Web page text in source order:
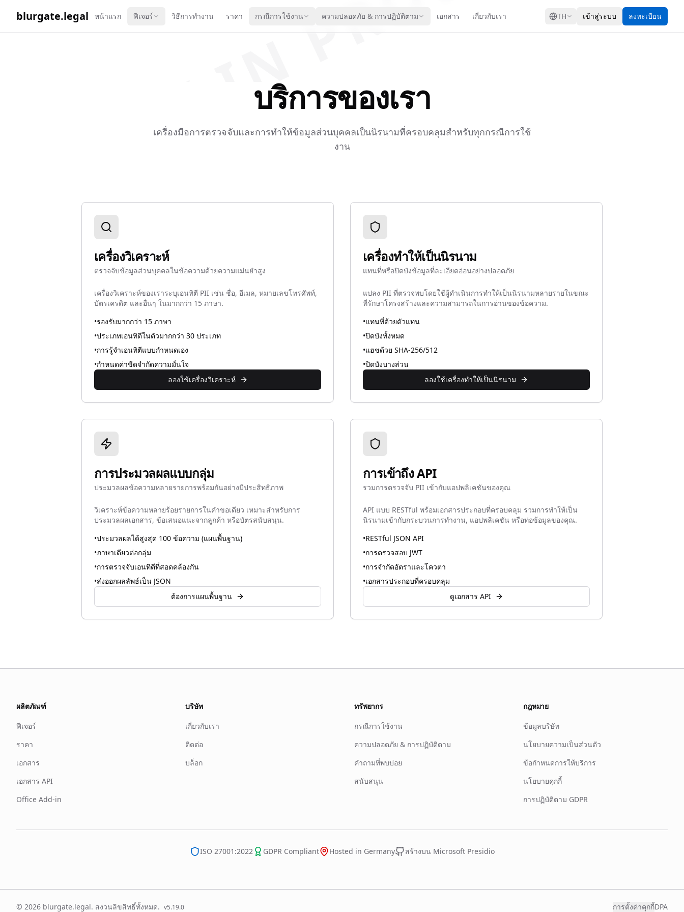
blurgate.legal หน้าแรก ฟีเจอร์ วิธีการทำงาน ราคา กรณีการใช้งาน ความปลอดภัย & การปฏิบัติตาม เอกสาร เกี่ยวกับเรา TH เข้าสู่ระบบ ลงทะเบียน
บริการของเรา
เครื่องมือการตรวจจับและการทำให้ข้อมูลส่วนบุคคลเป็นนิรนามที่ครอบคลุมสำหรับทุกกรณีการใช้
งาน
เครื่องวิเคราะห์
ตรวจจับข้อมูลส่วนบุคคลในข้อความด้วยความแม่นยำสูง
เครื่องวิเคราะห์ของเราระบุเอนทิตี PII เช่น ชื่อ, อีเมล, หมายเลขโทรศัพท์,
บัตรเครดิต และอื่นๆ ในมากกว่า 15 ภาษา.
•รองรับมากกว่า 15 ภาษา
•ประเภทเอนทิตีในตัวมากกว่า 30 ประเภท
•การรู้จำเอนทิตีแบบกำหนดเอง
•กำหนดค่าขีดจำกัดความมั่นใจ
ลองใช้เครื่องวิเคราะห์
เครื่องทำให้เป็นนิรนาม
แทนที่หรือปิดบังข้อมูลที่ละเอียดอ่อนอย่างปลอดภัย
แปลง PII ที่ตรวจพบโดยใช้ผู้ดำเนินการทำให้เป็นนิรนามหลายรายในขณะ
ที่รักษาโครงสร้างและความสามารถในการอ่านของข้อความ.
•แทนที่ด้วยตัวแทน
•ปิดบังทั้งหมด
•แฮชด้วย SHA-256/512
•ปิดบังบางส่วน
ลองใช้เครื่องทำให้เป็นนิรนาม
การประมวลผลแบบกลุ่ม
ประมวลผลข้อความหลายรายการพร้อมกันอย่างมีประสิทธิภาพ
วิเคราะห์ข้อความหลายร้อยรายการในคำขอเดียว เหมาะสำหรับการ
ประมวลผลเอกสาร, ข้อเสนอแนะจากลูกค้า หรือบัตรสนับสนุน.
•ประมวลผลได้สูงสุด 100 ข้อความ (แผนพื้นฐาน)
•ภาษาเดียวต่อกลุ่ม
•การตรวจจับเอนทิตีที่สอดคล้องกัน
•ส่งออกผลลัพธ์เป็น JSON
ต้องการแผนพื้นฐาน
การเข้าถึง API
รวมการตรวจจับ PII เข้ากับแอปพลิเคชันของคุณ
API แบบ RESTful พร้อมเอกสารประกอบที่ครอบคลุม รวมการทำให้เป็น
นิรนามเข้ากับกระบวนการทำงาน, แอปพลิเคชัน หรือท่อข้อมูลของคุณ.
•RESTful JSON API
•การตรวจสอบ JWT
•การจำกัดอัตราและโควตา
•เอกสารประกอบที่ครอบคลุม
ดูเอกสาร API
ผลิตภัณฑ์
ฟีเจอร์
ราคา
เอกสาร
เอกสาร API
Office Add-in
บริษัท
เกี่ยวกับเรา
ติดต่อ
บล็อก
ทรัพยากร
กรณีการใช้งาน
ความปลอดภัย & การปฏิบัติตาม
คำถามที่พบบ่อย
สนับสนุน
กฎหมาย
ข้อมูลบริษัท
นโยบายความเป็นส่วนตัว
ข้อกำหนดการให้บริการ
นโยบายคุกกี้
การปฏิบัติตาม GDPR
ISO 27001:2022 GDPR Compliant Hosted in Germany สร้างบน Microsoft Presidio
© 2026 blurgate.legal. สงวนลิขสิทธิ์ทั้งหมด. v5.19.0 การตั้งค่าคุกกี้DPA